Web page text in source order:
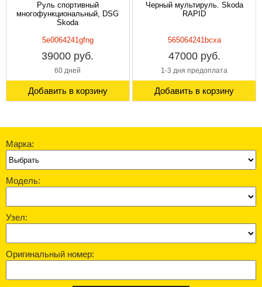
Руль спортивный
многофункциональный, DSG
Skoda
5e0064241gfng
39000 руб.
60 дней
Добавить в корзину
Черный мультируль. Skoda
RAPID
565064241bcxa
47000 руб.
1-3 дня предоплата
Добавить в корзину
Марка:
Модель:
Узел:
Оригинальный номер: